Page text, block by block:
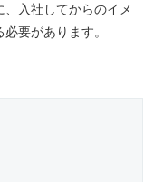
入社してからのイメ
要があります。